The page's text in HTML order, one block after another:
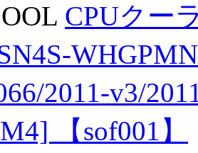
CPUクー
2011-v3/
【sof001】